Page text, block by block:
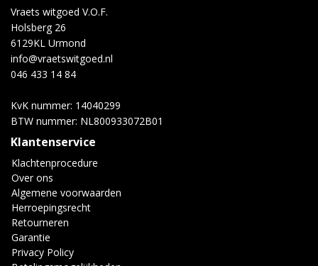
Vraets witgoed V.O.F.
Holsberg 26
6129KL Urmond
info@vraetswitgoed.nl
046 433 14 84
KvK nummer: 14040299
BTW nummer: NL800933072B01
Klantenservice
Klachtenprocedure
Over ons
Algemene voorwaarden
Herroepingsrecht
Retourneren
Garantie
Privacy Policy